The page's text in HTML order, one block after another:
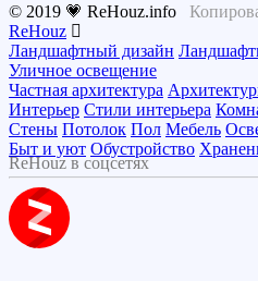
© 2019 💗 ReHouz.info
ReHouz
Ландшафтный дизайн
Уличное освещение
Частная архитектура
Интерьер Стили интерьера
Стены Потолок Пол Мебель
Быт и уют Обустройство
ReHouz в соцсетях